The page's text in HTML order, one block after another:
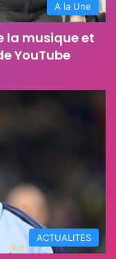
A la Une
la musique et
YouTube
ACTUALITES